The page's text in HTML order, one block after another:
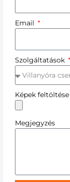
Email
Szolgáltatások
Képek feltöltése
Megjegyzés